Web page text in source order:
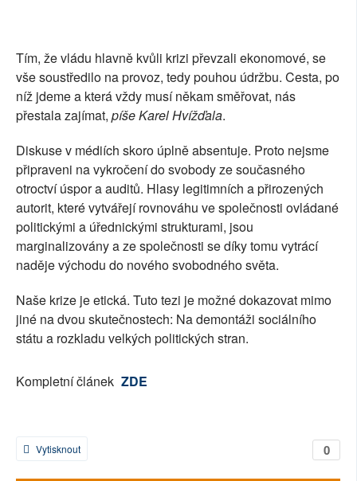
RUBRIKY
PLNÁ VERZE STRÁNEK
Tím, že vládu hlavně kvůli krizi převzali ekonomové, se
vše soustředilo na provoz, tedy pouhou údržbu. Cesta, po
níž jdeme a která vždy musí někam směřovat, nás
přestala zajímat, píše Karel Hvížďala.
Diskuse v médiích skoro úplně absentuje. Proto nejsme
připraveni na vykročení do svobody ze současného
otroctví úspor a auditů. Hlasy legitimních a přirozených
autorit, které vytvářejí rovnováhu ve společnosti ovládané
politickými a úřednickými strukturami, jsou
marginalizovány a ze společnosti se díky tomu vytrácí
naděje východu do nového svobodného světa.
Naše krize je etická. Tuto tezi je možné dokazovat mimo
jiné na dvou skutečnostech: Na demontáži sociálního
státu a rozkladu velkých politických stran.
Kompletní článek ZDE
0
Vytisknout